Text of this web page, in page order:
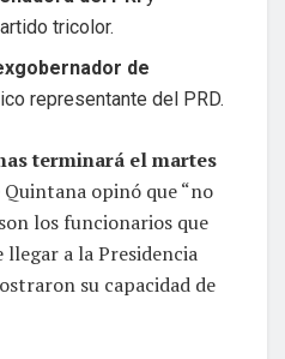
tricolor.
de
representante del PRD.
terminará el martes
Quintana opinó que “no
los funcionarios que
llegar a la Presidencia
su capacidad de